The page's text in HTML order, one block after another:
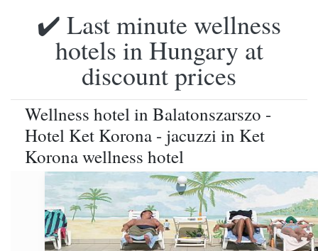
✔️ Last minute wellness
hotels in Hungary at
discount prices
Wellness hotel in Balatonszarszo -
Hotel Ket Korona - jacuzzi in Ket
Korona wellness hotel